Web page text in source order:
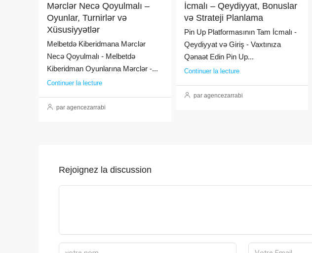
Mərclər Necə Qoyulmalı –
Oyunlar, Turnirlər və
Xüsusiyyətlər
Melbetdə Kiberidmana Mərclər
Necə Qoyulmalı - Melbetdə
Kiberidman Oyunlarına Mərclər -...
Continuer la lecture
par agencezarrabi
İcmalı – Qeydiyyat, Bonuslar
və Strateji Planlama
Pin Up Platformasının Tam İcmalı -
Qeydiyyat və Giriş - Vaxtınıza
Qənaət Edin Pin Up...
Continuer la lecture
par agencezarrabi
Rejoignez la discussion